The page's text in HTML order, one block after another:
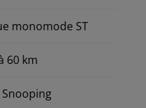
monomode ST
60 km
Snooping